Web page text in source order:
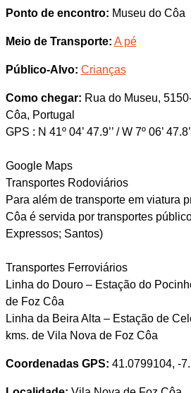
Ponto de encontro: Museu do Côa
Meio de Transporte: A pé
Público-Alvo: Crianças
Como chegar: Rua do Museu,
Côa, Portugal
GPS : N 41º 04’ 47.9’’ / W 7º 06’
Google Maps
Transportes Rodoviários
Para além de transporte em viatura
Côa é servida por transportes
Expressos; Santos)
Transportes Ferroviários
Linha do Douro – Estação do
de Foz Côa
Linha da Beira Alta – Estação de
kms. de Vila Nova de Foz Côa
Coordenadas GPS: 41.0799104, -